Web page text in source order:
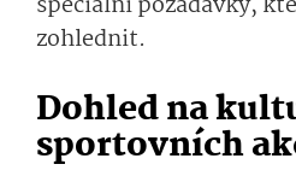
zohlednit.
Dohled na
sportovních